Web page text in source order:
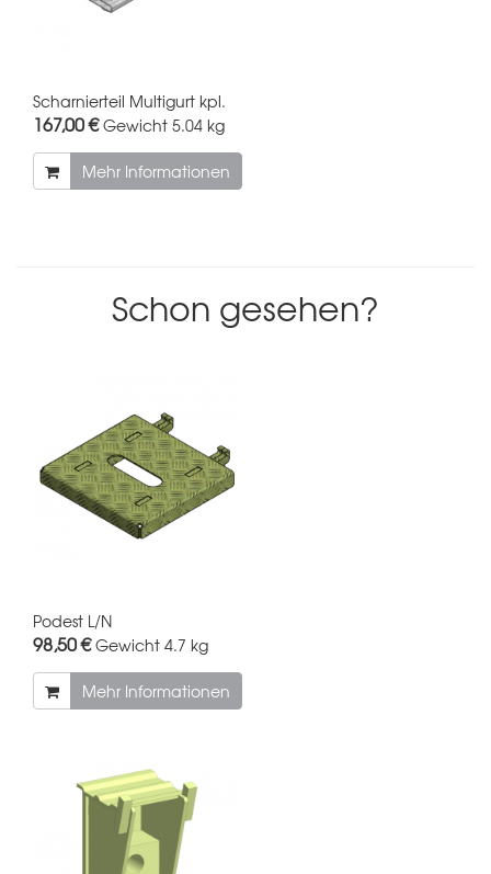
Scharnierteil Multigurt kpl.
167,00 €Gewicht 5.04 kg
Mehr Informationen
Schon gesehen?
Podest L/N
98,50 €Gewicht 4.7 kg
Mehr Informationen